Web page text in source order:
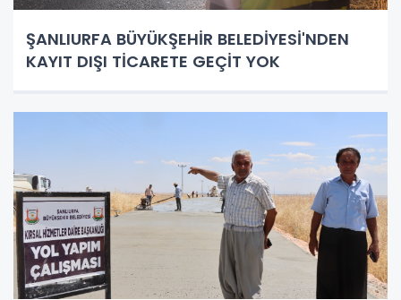
ŞANLIURFA BÜYÜKŞEHİR BELEDİYESİ'NDEN
KAYIT DIŞI TİCARETE GEÇİT YOK